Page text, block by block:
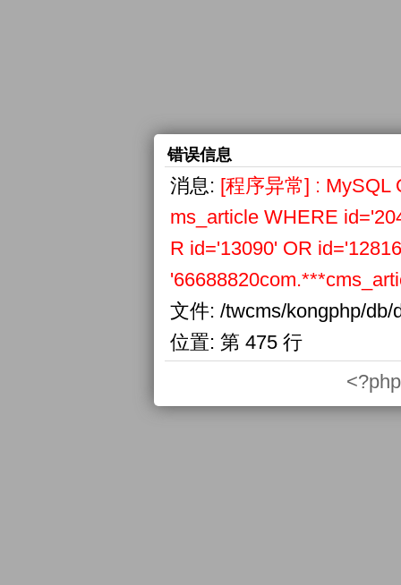
错误信息
消息: [程序异常] : MySQL
ms_article WHERE
R id='13090' OR
文件: /twcms/kongphp/
位置: 第 475 行